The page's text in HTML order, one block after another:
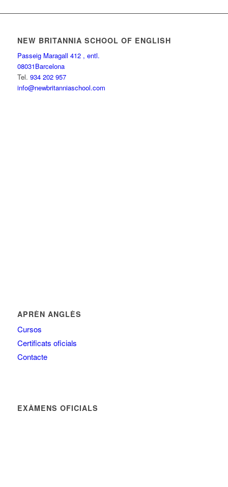
NEW BRITANNIA SCHOOL OF ENGLISH
Passeig Maragall 412 , entl.
08031Barcelona
Tel. 934 202 957
info@newbritanniaschool.com
APRÈN ANGLÈS
Cursos
Certificats oficials
Contacte
EXÀMENS OFICIALS